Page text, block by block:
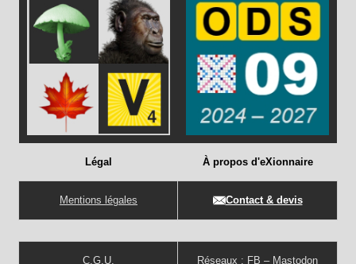
Légal
Mentions légales
C.G.U.
À propos d'eXionnaire
Contact & devis
Réseaux : FB – Mastodon